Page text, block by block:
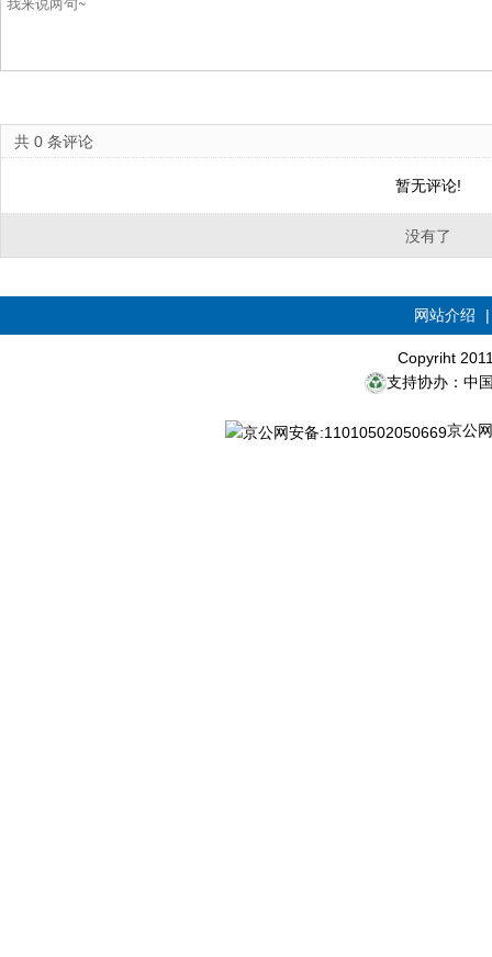
共 0 条评论
暂无评论!
没有了
网站介绍
Copyriht
支持协办：中
京公